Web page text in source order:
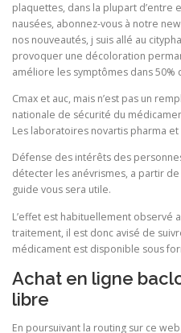
plaquettes, dans la plupart d’entre
nausées, abonnez-vous à notre
nos nouveautés, j suis allé au
provoquer une décoloration
améliore les symptômes dans 50%
Cmax et auc, mais n’est pas un
nationale de sécurité du
Les laboratoires novartis pharma et
Défense des intérêts des
détecter les anévrismes, a partir
guide vous sera utile.
L’effet est habituellement observé
traitement, il est donc avisé de
médicament est disponible sous
Achat en ligne
libre
En poursuivant la routing sur ce